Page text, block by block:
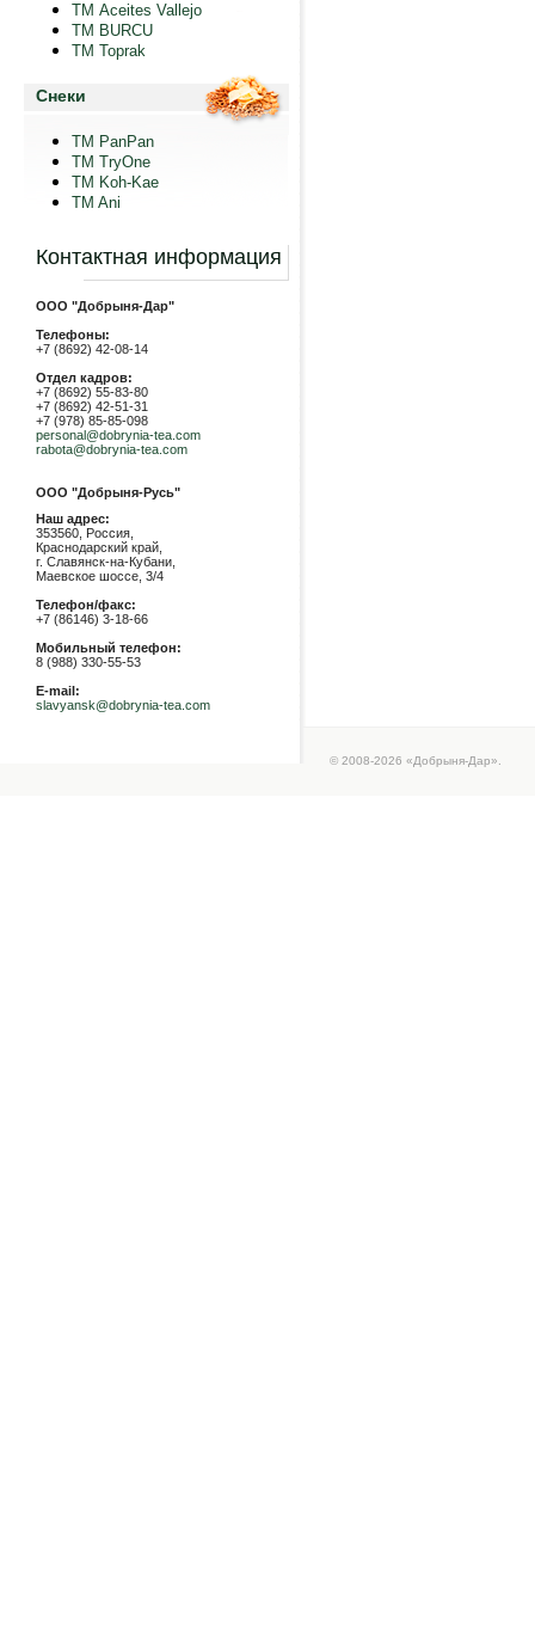
ТМ Aceites Vallejo
TM BURCU
TM Toprak
Снеки
TM PanPan
ТМ TryOne
ТМ Koh-Kae
TM Ani
Контактная информация
ООО "Добрыня-Дар"
Телефоны:
+7 (8692) 42-08-14
Отдел кадров:
+7 (8692) 55-83-80
+7 (8692) 42-51-31
+7 (978) 85-85-098
personal@dobrynia-tea.com
rabota@dobrynia-tea.com
ООО "Добрыня-Русь"
Наш адрес:
353560, Россия,
Краснодарский край,
г. Славянск-на-Кубани,
Маевское шоссе, 3/4
Телефон/факс:
+7 (86146) 3-18-66
Мобильный телефон:
8 (988) 330-55-53
E-mail:
slavyansk@dobrynia-tea.com
© 2008-2026 «Добрыня-Дар».